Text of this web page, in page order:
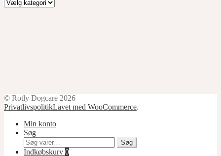
© Rotly Dogcare 2026
PrivatlivspolitikLavet med WooCommerce.
Min konto
Søg
Søg
efter:
Søg
Indkøbskurv 0